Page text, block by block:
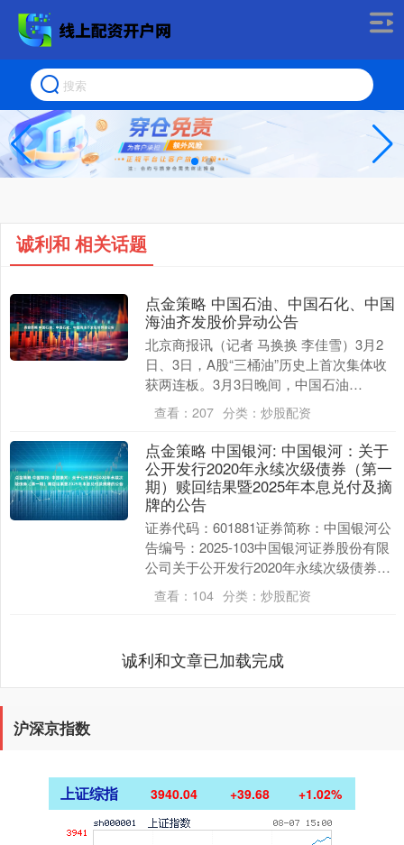
诚利和 相关话题
点金策略 中国石油、中国石化、中国
海油齐发股价异动公告
北京商报讯（记者 马换换 李佳雪）3月2
日、3日，A股“三桶油”历史上首次集体收
获两连板。3月3日晚间，中国石油
（601857）、中国石化、中国海油均发布
了股票....
查看： 207 分类： 炒股配资
点金策略 中国银河: 中国银河：关于
公开发行2020年永续次级债券（第一
期）赎回结果暨2025年本息兑付及摘
牌的公告
证券代码：601881证券简称：中国银河公
告编号：2025-103中国银河证券股份有限
公司关于公开发行2020年永续次级债券
（第一期）赎回结果暨2025年本息兑....
查看： 104 分类： 炒股配资
诚利和文章已加载完成
沪深京指数
上证综指 3940.04 +39.68 +1.02%